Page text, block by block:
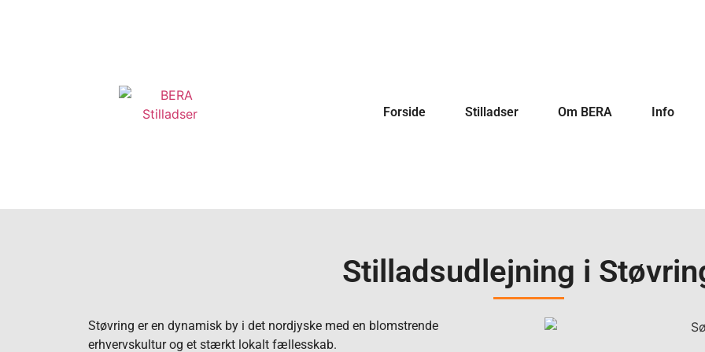
Forside Stilladser Om BERA Info
Stilladsudlejning i
Støvring er en dynamisk by i det nordjyske med en blomstrende
erhvervskultur og et stærkt lokalt fællesskab.